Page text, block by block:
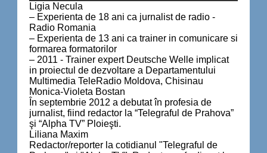
Ligia Necula
– Experienta de 18 ani ca jurnalist de radio -
Radio Romania
– Experienta de 13 ani ca trainer in comunicare si
formarea formatorilor
– 2011 - Trainer expert Deutsche Welle implicat
in proiectul de dezvoltare a Departamentului
Multimedia TeleRadio Moldova, Chisinau
Monica-Violeta Bostan
În septembrie 2012 a debutat în profesia de
jurnalist, fiind redactor la “Telegraful de Prahova”
şi “Alpha TV” Ploieşti.
Liliana Maxim
Redactor/reporter la cotidianul "Telegraful de